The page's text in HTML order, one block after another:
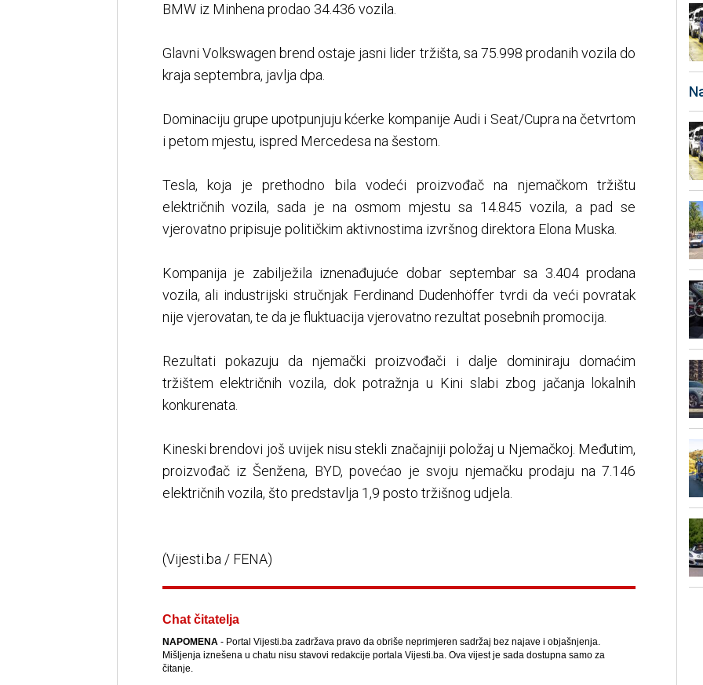
BMW iz Minhena prodao 34.436 vozila.
Glavni Volkswagen brend ostaje jasni lider tržišta, sa 75.998 prodanih vozila do
kraja septembra, javlja dpa.
Dominaciju grupe upotpunjuju kćerke kompanije Audi i Seat/Cupra na četvrtom
i petom mjestu, ispred Mercedesa na šestom.
Tesla, koja je prethodno bila vodeći proizvođač na njemačkom tržištu
električnih vozila, sada je na osmom mjestu sa 14.845 vozila, a pad se
vjerovatno pripisuje političkim aktivnostima izvršnog direktora Elona Muska.
Kompanija je zabilježila iznenađujuće dobar septembar sa 3.404 prodana
vozila, ali industrijski stručnjak Ferdinand Dudenhöffer tvrdi da veći povratak
nije vjerovatan, te da je fluktuacija vjerovatno rezultat posebnih promocija.
Rezultati pokazuju da njemački proizvođači i dalje dominiraju domaćim
tržištem električnih vozila, dok potražnja u Kini slabi zbog jačanja lokalnih
konkurenata.
Kineski brendovi još uvijek nisu stekli značajniji položaj u Njemačkoj. Međutim,
proizvođač iz Šenžena, BYD, povećao je svoju njemačku prodaju na 7.146
električnih vozila, što predstavlja 1,9 posto tržišnog udjela.
(Vijesti.ba / FENA)
Chat čitatelja
NAPOMENA- Portal Vijesti.ba zadržava pravo da obriše neprimjeren sadržaj bez najave i objašnjenja.
Mišljenja iznešena u chatu nisu stavovi redakcije portala Vijesti.ba. Ova vijest je sada dostupna samo za
čitanje.